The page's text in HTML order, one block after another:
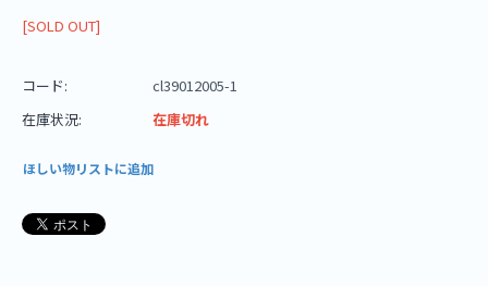
[SOLD OUT]
コード:
cl39012005-1
在庫状況:
在庫切れ
ほしい物リストに追加